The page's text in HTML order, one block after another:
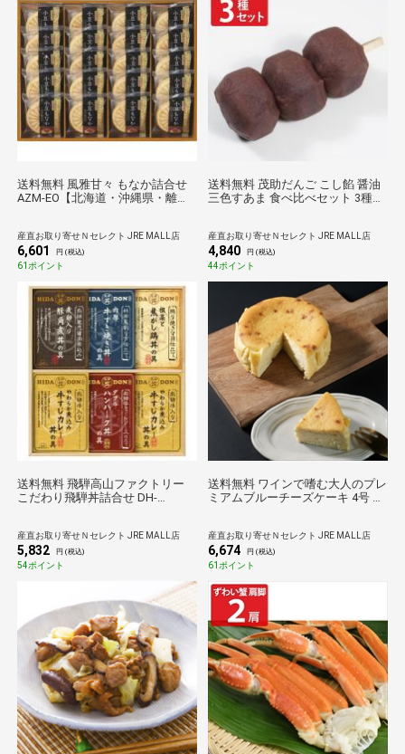
送料無料 風雅甘々 もなか詰合せ
AZM-EO【北海道・沖縄県・離島
産直お取り寄せＮセレクト JRE MALL店
6,601 円 (税込)
61ポイント
送料無料 茂助だんご こし餡 醤油
三色すあま 食べ比べセット 3種計
産直お取り寄せＮセレクト JRE MALL店
4,840 円 (税込)
44ポイント
送料無料 飛騨高山ファクトリー
こだわり飛騨丼詰合せ DH-
産直お取り寄せＮセレクト JRE MALL店
5,832 円 (税込)
54ポイント
送料無料 ワインで嗜む大人のプレ
ミアムブルーチーズケーキ 4号 ス
産直お取り寄せＮセレクト JRE MALL店
6,674 円 (税込)
61ポイント